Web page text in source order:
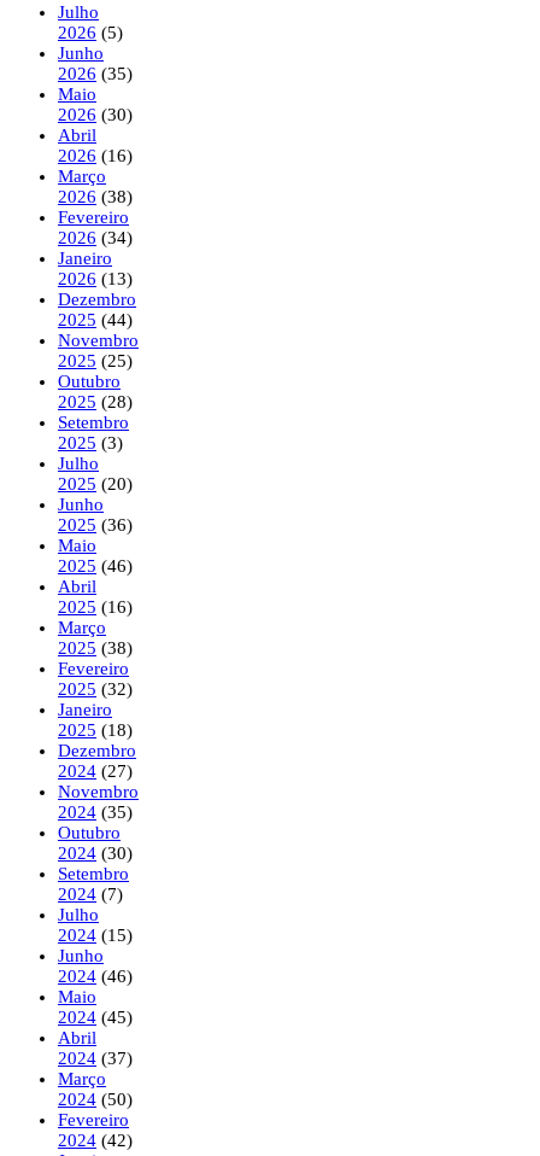
Julho
2026 (5)
Junho
2026 (35)
Maio
2026 (30)
Abril
2026 (16)
Março
2026 (38)
Fevereiro
2026 (34)
Janeiro
2026 (13)
Dezembro
2025 (44)
Novembro
2025 (25)
Outubro
2025 (28)
Setembro
2025 (3)
Julho
2025 (20)
Junho
2025 (36)
Maio
2025 (46)
Abril
2025 (16)
Março
2025 (38)
Fevereiro
2025 (32)
Janeiro
2025 (18)
Dezembro
2024 (27)
Novembro
2024 (35)
Outubro
2024 (30)
Setembro
2024 (7)
Julho
2024 (15)
Junho
2024 (46)
Maio
2024 (45)
Abril
2024 (37)
Março
2024 (50)
Fevereiro
2024 (42)